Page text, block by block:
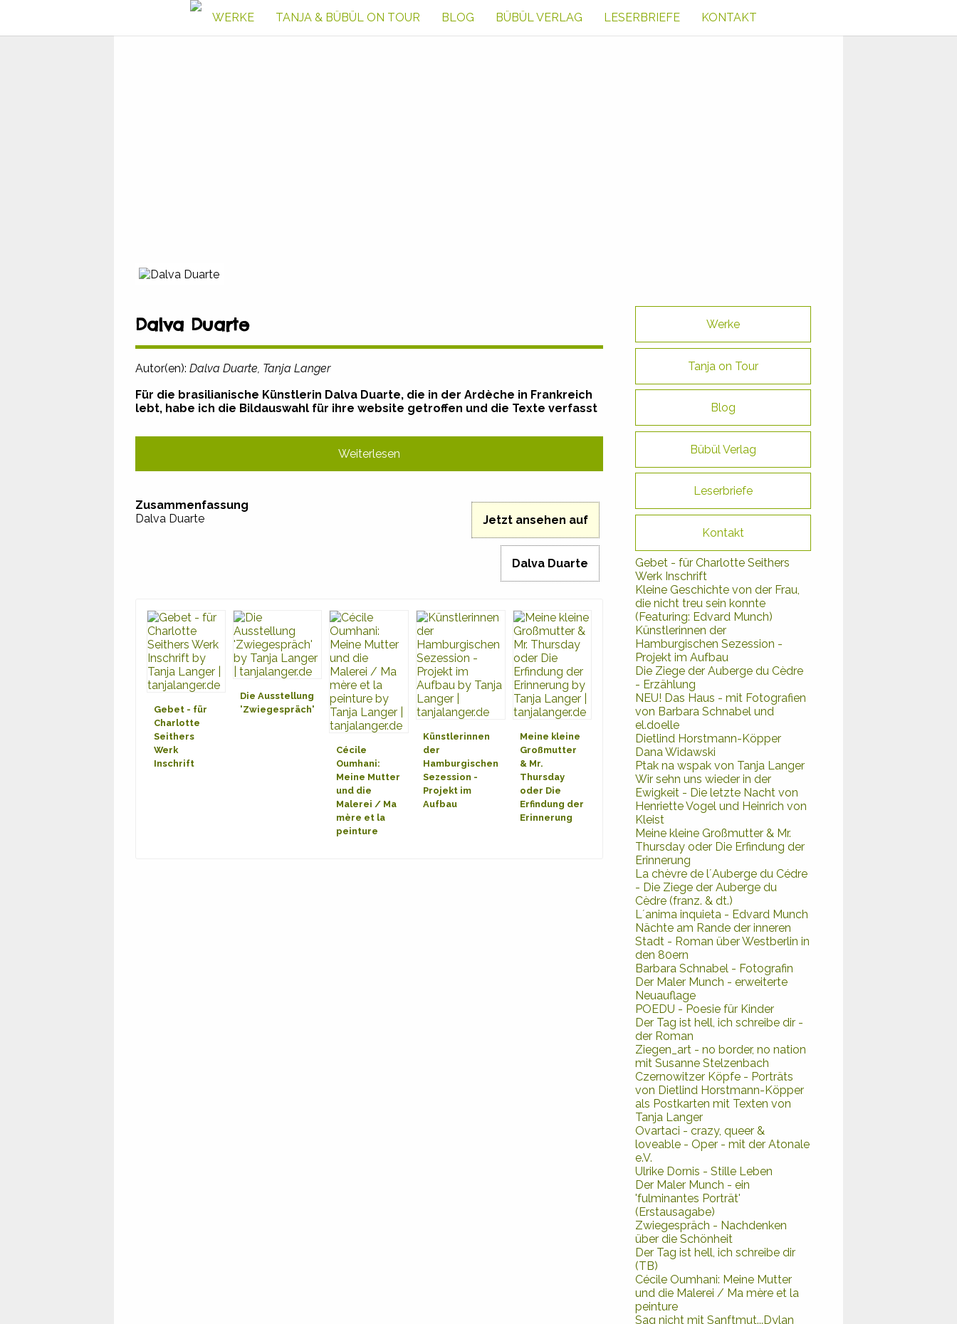
WERKE TANJA & BÜBÜL ON TOUR BLOG BÜBÜL VERLAG LESERBRIEFE KONTAKT
Dalva Duarte
Autor(en): Dalva Duarte, Tanja Langer
Für die brasilianische Künstlerin Dalva Duarte, die in der Ardèche in Frankreich
lebt, habe ich die Bildauswahl für ihre website getroffen und die Texte verfasst
Weiterlesen
Zusammenfassung
Dalva Duarte
Jetzt ansehen auf
Dalva Duarte
Gebet - für
Charlotte
Seithers
Werk
Inschrift
Die Ausstellung
'Zwiegespräch'
Cécile
Oumhani:
Meine Mutter
und die
Malerei / Ma
mère et la
peinture
Künstlerinnen
der
Hamburgischen
Sezession -
Projekt im
Aufbau
Meine kleine
Großmutter
& Mr.
Thursday
oder Die
Erfindung der
Erinnerung
Werke
Tanja on Tour
Blog
Bübül Verlag
Leserbriefe
Kontakt
Gebet - für Charlotte Seithers
Werk Inschrift
Kleine Geschichte von der Frau,
die nicht treu sein konnte
(Featuring: Edvard Munch)
Künstlerinnen der
Hamburgischen Sezession -
Projekt im Aufbau
Die Ziege der Auberge du Cèdre
- Erzählung
NEU! Das Haus - mit Fotografien
von Barbara Schnabel und
el.doelle
Dietlind Horstmann-Köpper
Dana Widawski
Ptak na wspak von Tanja Langer
Wir sehn uns wieder in der
Ewigkeit - Die letzte Nacht von
Henriette Vogel und Heinrich von
Kleist
Meine kleine Großmutter & Mr.
Thursday oder Die Erfindung der
Erinnerung
La chèvre de l´Auberge du Cédre
- Die Ziege der Auberge du
Cèdre (franz. & dt.)
L´anima inquieta - Edvard Munch
Nächte am Rande der inneren
Stadt - Roman über Westberlin in
den 80ern
Barbara Schnabel - Fotografin
Der Maler Munch - erweiterte
Neuauflage
POEDU - Poesie für Kinder
Der Tag ist hell, ich schreibe dir -
der Roman
Ziegen_art - no border, no nation
mit Susanne Stelzenbach
Czernowitzer Köpfe - Porträts
von Dietlind Horstmann-Köpper
als Postkarten mit Texten von
Tanja Langer
Ovartaci - crazy, queer &
loveable - Oper - mit der Atonale
e.V.
Ulrike Dornis - Stille Leben
Der Maler Munch - ein
'fulminantes Porträt'
(Erstausagabe)
Zwiegespräch - Nachdenken
über die Schönheit
Der Tag ist hell, ich schreibe dir
(TB)
Cécile Oumhani: Meine Mutter
und die Malerei / Ma mère et la
peinture
Sag nicht mit Sanftmut...Dylan